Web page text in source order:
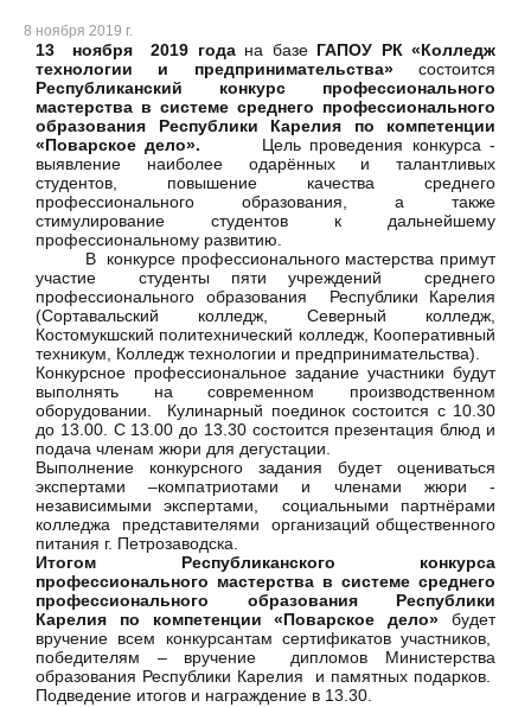
8 ноября 2019 г.
13 ноября 2019 года на базе ГАПОУ РК «Колледж
технологии и предпринимательства» состоится
Республиканский конкурс профессионального
мастерства в системе среднего профессионального
образования Республики Карелия по компетенции
«Поварское дело». Цель проведения конкурса -
выявление наиболее одарённых и талантливых
студентов, повышение качества среднего
профессионального образования, а также
стимулирование студентов к дальнейшему
профессиональному развитию.
В конкурсе профессионального мастерства примут
участие студенты пяти учреждений среднего
профессионального образования Республики Карелия
(Сортавальский колледж, Северный колледж,
Костомукшский политехнический колледж, Кооперативный
техникум, Колледж технологии и предпринимательства).
Конкурсное профессиональное задание участники будут
выполнять на современном производственном
оборудовании. Кулинарный поединок состоится с 10.30
до 13.00. С 13.00 до 13.30 состоится презентация блюд и
подача членам жюри для дегустации.
Выполнение конкурсного задания будет оцениваться
экспертами –компатриотами и членами жюри -
независимыми экспертами, социальными партнёрами
колледжа представителями организаций общественного
питания г. Петрозаводска.
Итогом Республиканского конкурса
профессионального мастерства в системе среднего
профессионального образования Республики
Карелия по компетенции «Поварское дело» будет
вручение всем конкурсантам сертификатов участников,
победителям – вручение дипломов Министерства
образования Республики Карелия и памятных подарков.
Подведение итогов и награждение в 13.30.